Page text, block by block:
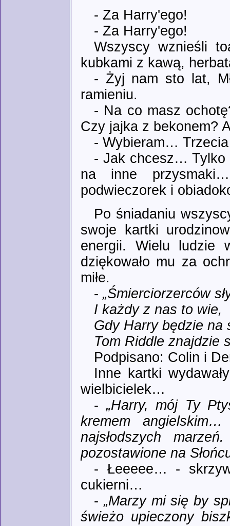
- Za Harry'ego!
- Za Harry'ego!
Wszyscy wznieśli
kubkami z kawą,
- Żyj nam sto lat,
ramieniu.
- Na co masz
Czy jajka z bekonem?
- Wybieram… Trzecia
- Jak chcesz… Tylko
na inne
podwieczorek i
Po śniadaniu
swoje kartki
energii. Wielu ludzie
dziękowało mu za
miłe.
-„Śmierciorzerców
I każdy z nas to wie,
Gdy Harry będzie na
Tom Riddle znajdzie
Podpisano: Colin i
Inne kartki
wielbicielek…
-„Harry, mój Ty
kremem
najsłodszych
pozostawione na
- Łeeeee… -
cukierni…
-„Marzy mi się by
świeżo upieczony